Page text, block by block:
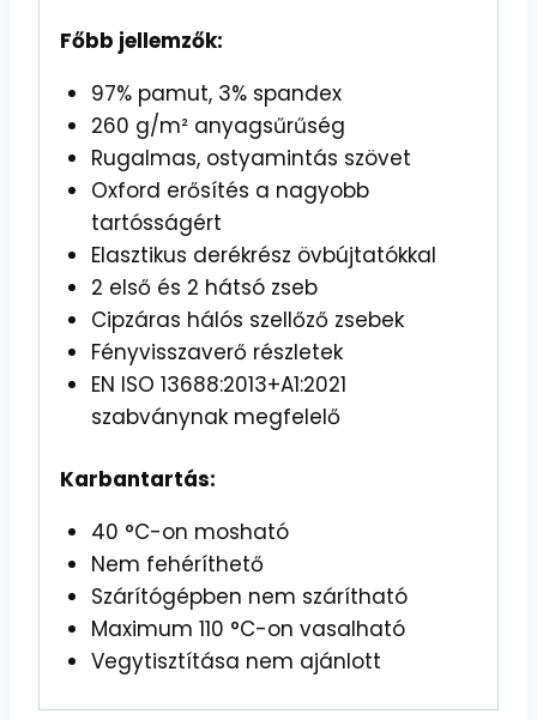
Főbb jellemzők:
97% pamut, 3% spandex
260 g/m² anyagsűrűség
Rugalmas, ostyamintás szövet
Oxford erősítés a nagyobb
tartósságért
Elasztikus derékrész övbújtatókkal
2 első és 2 hátsó zseb
Cipzáras hálós szellőző zsebek
Fényvisszaverő részletek
EN ISO 13688:2013+A1:2021
szabványnak megfelelő
Karbantartás:
40 °C-on mosható
Nem fehéríthető
Szárítógépben nem szárítható
Maximum 110 °C-on vasalható
Vegytisztítása nem ajánlott